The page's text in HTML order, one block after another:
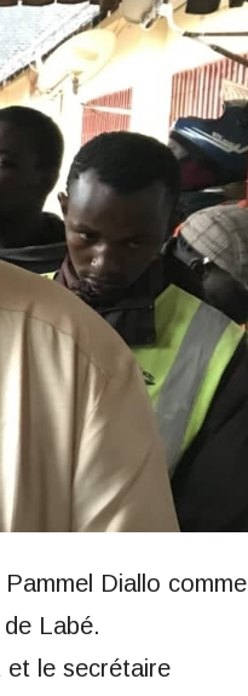
Diallo comme
Labé.
et le secrétaire